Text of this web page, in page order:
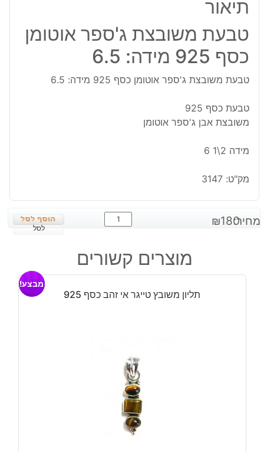
תיאור
טבעת משובצת ג'ספר אוטומן
כסף 925 מידה: 6.5
טבעת משובצת ג'ספר אוטומן כסף 925 מידה: 6.5
טבעת כסף 925
משובצת אבן ג'ספר אוטומן
מידה 2\1 6
מק"ט: 3147
מחיר: ₪180
כמות
של
משובצת
ג'ספר
כסף
לסל
מוצרים קשורים
תליון משובץ טייגר אי זהב כסף 925
מבצע!